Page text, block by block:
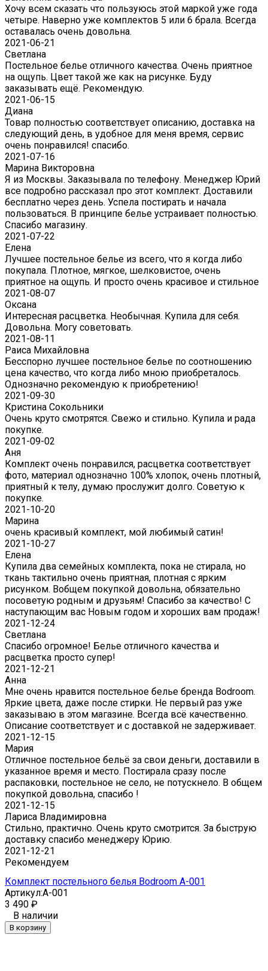
Хочу всем сказать что пользуюсь этой маркой уже года
четыре. Наверно уже комплектов 5 или 6 брала. Всегда
оставалась очень довольна.
2021-06-21
Светлана
Постельное белье отличного качества. Очень приятное
на ощупь. Цвет такой же как на рисунке. Буду
заказывать ещё. Рекомендую.
2021-06-15
Диана
Товар полностью соответствует описанию, доставка на
следующий день, в удобное для меня время, сервис
очень понравился! спасибо.
2021-07-16
Марина Викторовна
Я из Москвы. Заказывала по телефону. Менеджер Юрий
все подробно рассказал про этот комплект. Доставили
бесплатно через день. Успела постирать и начала
пользоваться. В принципе белье устраивает полностью.
Спасибо магазину.
2021-07-22
Eлена
Лучшее постельное белье из всего, что я когда либо
покупала. Плотное, мягкое, шелковистое, очень
приятное на ощупь. И просто очень красивое и стильное
2021-08-07
Оксана
Интересная расцветка. Необычная. Купила для себя.
Довольна. Могу советовать.
2021-08-11
Раиса Михайловна
Бесспорно лучшее постельное белье по соотношению
цена качество, что когда либо мною приобреталось.
Однозначно рекомендую к приобретению!
2021-09-30
Кристина Сокольники
Очень круто смотрятся. Свежо и стильно. Купила и рада
покупке.
2021-09-02
Аня
Комплект очень понравился, расцветка соответствует
фото, материал однозначно 100% хлопок, очень плотный,
приятный к телу, думаю прослужит долго. Советую к
покупке.
2021-10-20
Марина
очень красивый комплект, мой любимый сатин!
2021-10-27
Елена
Купила два семейных комплекта, пока не стирала, но
ткань тактильно очень приятная, плотная с ярким
рисунком. Вобщем покупкой довольна, обязательно
посоветую родным и друзьям! Спасибо за качество! С
наступающим вас Новым годом и хороших вам продаж!
2021-12-24
Светлана
Спасибо огромное! Белье отличного качества и
расцветка просто супер!
2021-12-21
Анна
Мне очень нравится постельное белье бренда Bodroom.
Яркие цвета, даже после стирки. Не первый раз уже
заказываю в этом магазине. Всегда всё качественно.
Описание соответствует и с доставкой не задерживает.
2021-12-15
Мария
Отличное постельное бельё за свои деньги, доставили в
указанное время и место. Постирала сразу после
распаковки, постельное не село, не потускнело. В общем
покупкой довольна, спасибо !
2021-12-15
Лариса Владимировна
Стильно, практично. Очень круто смотрится. За быструю
доставку спасибо менеджеру Юрию.
2021-12-21
Рекомендуем
Комплект постельного белья Bodroom A-001
Артикул:A-001
3 490 ₽
В наличии
В корзину